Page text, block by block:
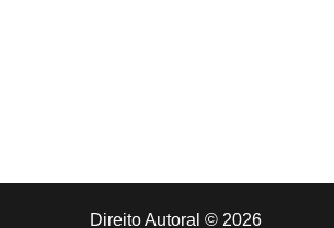
Direito Autoral © 2026